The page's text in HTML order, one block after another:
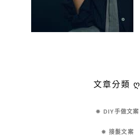
文章分類 ღ
✵ DIY手做文案
✵ 接髮文案